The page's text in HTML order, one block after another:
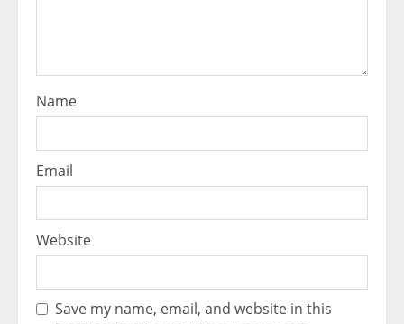
Name
Email
Website
Save my name, email, and website in this